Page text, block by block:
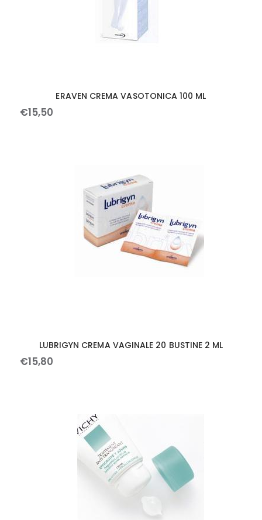
ERAVEN CREMA VASOTONICA 100 ML
€15,50
LUBRIGYN CREMA VAGINALE 20 BUSTINE 2 ML
€15,80